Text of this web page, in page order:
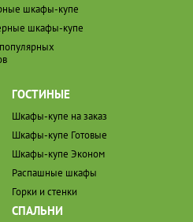
шкафы-купе
шкафы-купе
ГОСТИНЫЕ
Шкафы-купе на заказ
Шкафы-купе Готовые
Шкафы-купе Эконом
Распашные шкафы
Горки и стенки
СПАЛЬНИ